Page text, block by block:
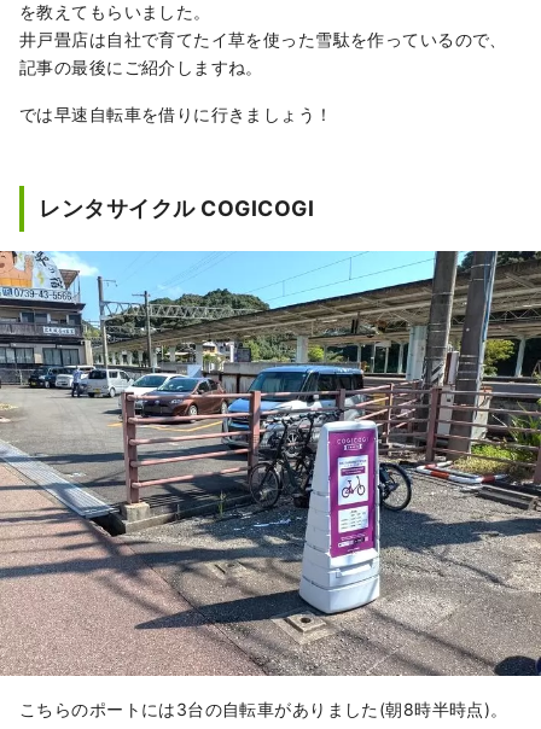
を教えてもらいました。
井戸畳店は自社で育てたイ草を使った雪駄を作っているので、
記事の最後にご紹介しますね。
では早速自転車を借りに行きましょう！
レンタサイクル COGICOGI
こちらのポートには3台の自転車がありました(朝8時半時点)。